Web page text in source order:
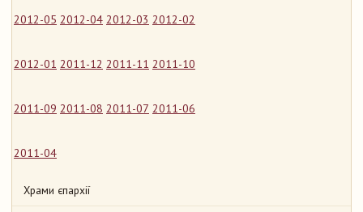
2012-05 2012-04 2012-03 2012-02
2012-01 2011-12 2011-11 2011-10
2011-09 2011-08 2011-07 2011-06
2011-04
Храми єпархії